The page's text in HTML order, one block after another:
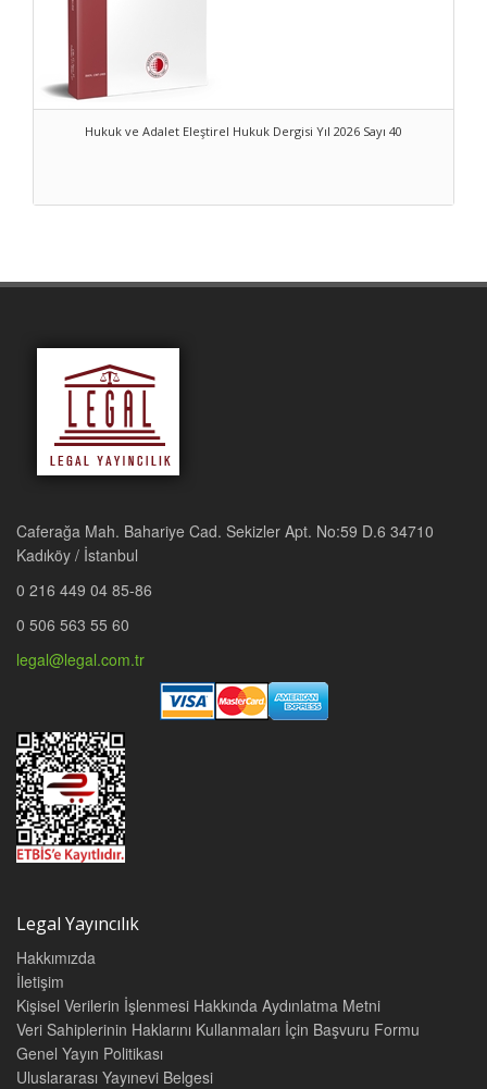
Hukuk ve Adalet Eleştirel Hukuk Dergisi Yıl 2026 Sayı 40
Caferağa Mah. Bahariye Cad. Sekizler Apt. No:59 D.6 34710
Kadıköy / İstanbul
0 216 449 04 85-86
0 506 563 55 60
legal@legal.com.tr
Legal Yayıncılık
Hakkımızda
İletişim
Kişisel Verilerin İşlenmesi Hakkında Aydınlatma Metni
Veri Sahiplerinin Haklarını Kullanmaları İçin Başvuru Formu
Genel Yayın Politikası
Uluslararası Yayınevi Belgesi